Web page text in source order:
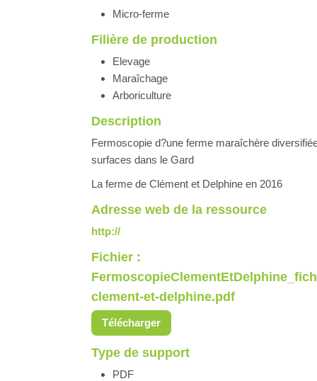
Micro-ferme
Filière de production
Elevage
Maraîchage
Arboriculture
Description
Fermoscopie d?une ferme maraîchère
surfaces dans le Gard
La ferme de Clément et Delphine en 2016
Adresse web de la ressource
http://
Fichier :
clement-et-delphine.pdf
Télécharger
Type de support
PDF